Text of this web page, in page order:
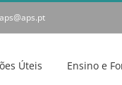
aps@aps.pt
Úteis Ensino e